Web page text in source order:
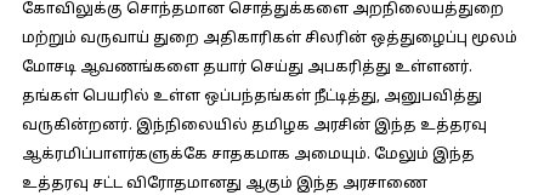
கோவிலுக்கு சொந்தமான சொத்துக்களை அறநிலையத்துறை
மற்றும் வருவாய் துறை அதிகாரிகள் சிலரின் ஒத்துழைப்பு மூலம்
மோசடி ஆவணங்களை தயார் செய்து அபகரித்து உள்ளனர்.
தங்கள் பெயரில் உள்ள ஒப்பந்தங்கள் நீட்டித்து, அனுபவித்து
வருகின்றனர். இந்நிலையில் தமிழக அரசின் இந்த உத்தரவு
ஆக்ரமிப்பாளர்களுக்கே சாதகமாக அமையும். மேலும் இந்த
உத்தரவு சட்ட விரோதமானது ஆகும் இந்த அரசாணை